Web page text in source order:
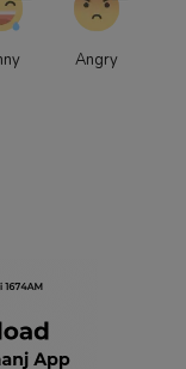
Angry